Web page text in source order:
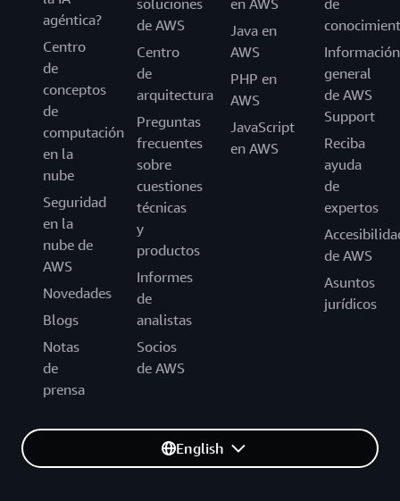
agéntica?
Centro
de
conceptos
de
computación
en la
nube
Seguridad
en la
nube de
AWS
Novedades
Blogs
Notas
de
prensa
soluciones
de AWS
Centro
de
arquitectura
Preguntas
frecuentes
sobre
cuestiones
técnicas
y
productos
Informes
de
analistas
Socios
de AWS
en AWS
Java en
AWS
PHP en
AWS
JavaScript
en AWS
de
Información
general
de AWS
Support
Reciba
ayuda
de
expertos
de AWS
Asuntos
jurídicos
English